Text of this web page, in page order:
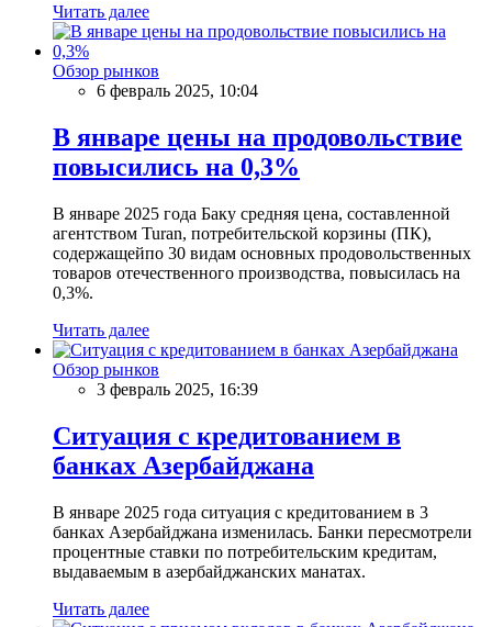
Читать далее
Обзор рынков
6 февраль 2025, 10:04
В январе цены на продовольствие
повысились на 0,3%
В январе 2025 года Баку средняя цена, составленной
агентством Turan, потребительской корзины (ПК),
содержащейпо 30 видам основных продовольственных
товаров отечественного производства, повысилась на
0,3%.
Читать далее
Обзор рынков
3 февраль 2025, 16:39
Ситуация с кредитованием в
банках Азербайджана
В январе 2025 года ситуация с кредитованием в 3
банках Азербайджана изменилась. Банки пересмотрели
процентные ставки по потребительским кредитам,
выдаваемым в азербайджанских манатах.
Читать далее